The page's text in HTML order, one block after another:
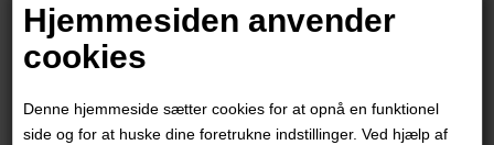
Hjemmesiden anvender
cookies
Denne hjemmeside sætter cookies for at opnå en funktionel
side og for at huske dine foretrukne indstillinger. Ved hjælp af